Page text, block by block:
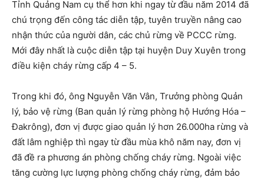
Tỉnh Quảng Nam cụ thể hơn khi ngay từ đầu năm 2014 đã
chú trọng đến công tác diễn tập, tuyên truyền nâng cao
nhận thức của người dân, các chủ rừng về PCCC rừng.
Mới đây nhất là cuộc diễn tập tại huyện Duy Xuyên trong
điều kiện cháy rừng cấp 4 – 5.
Trong khi đó, ông Nguyễn Văn Vân, Trưởng phòng Quản
lý, bảo vệ rừng (Ban quản lý rừng phòng hộ Hướng Hóa –
Đakrông), đơn vị được giao quản lý hơn 26.000ha rừng và
đất lâm nghiệp thì ngay từ đầu mùa khô năm nay, đơn vị
đã đề ra phương án phòng chống cháy rừng. Ngoài việc
tăng cường lực lượng phòng chống cháy rừng, đảm bảo